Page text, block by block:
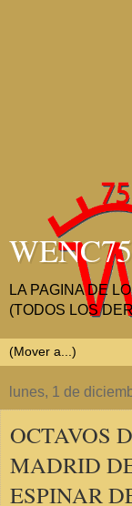
WENC75
LA PAGINA DE
(TODOS LOS
lunes, 1 de
OCTAVOS
MADRID
ESPINAR